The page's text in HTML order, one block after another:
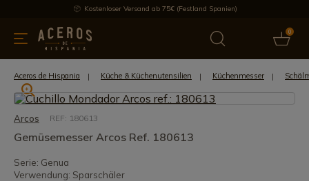
Kostenloser Versand ab 75€ (Festland Spanien)
0
Bietet Aktuelles Bestseller
Aceros de Hispania Küche & Küchenutensilien Küchenmesser
Arcos REF: 180613
Gemüsemesser Arcos Ref. 180613
Serie: Genua
Verwendung: Sparschäler